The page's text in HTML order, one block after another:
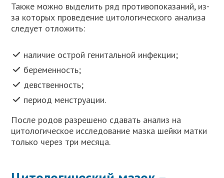
Также можно выделить ряд противопоказаний, из-
за которых проведение цитологического анализа
следует отложить:
наличие острой генитальной инфекции;
беременность;
девственность;
период менструации.
После родов разрешено сдавать анализ на
цитологическое исследование мазка шейки матки
только через три месяца.